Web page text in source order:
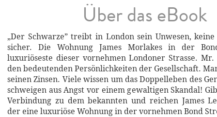
Über das eBook
„Der Schwarze” treibt in London sein Unwesen,
sicher. Die Wohnung James Morlakes in der
luxuriöseste dieser vornehmen Londoner Strasse.
den bedeutenden Persönlichkeiten der Gesellschaft.
seinen Zinsen. Viele wissen um das Doppelleben des
schweigen aus Angst vor einem gewaltigen Skandal!
Verbindung zu dem bekannten und reichen James
der eine luxuriöse Wohnung in der vornehmen Bond